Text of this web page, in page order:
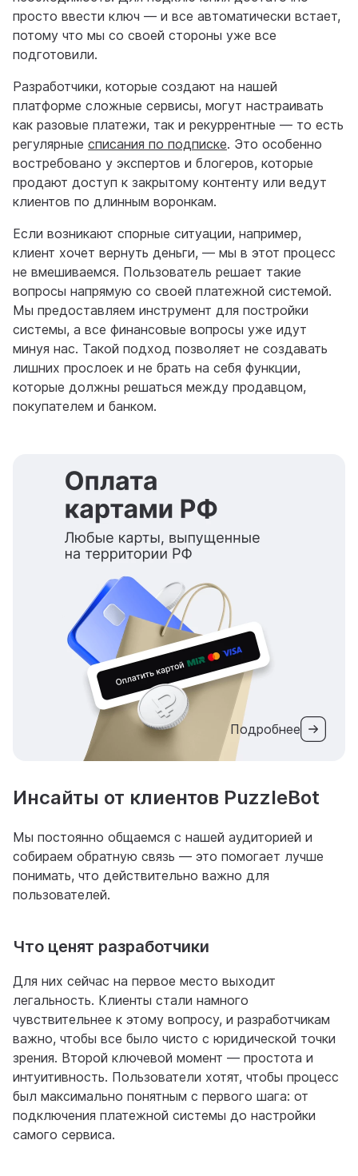
просто ввести ключ — и все автоматически встает,
потому что мы со своей стороны уже все
подготовили.
Разработчики, которые создают на нашей
платформе сложные сервисы, могут настраивать
как разовые платежи, так и рекуррентные — то есть
регулярные списания по подписке. Это особенно
востребовано у экспертов и блогеров, которые
продают доступ к закрытому контенту или ведут
клиентов по длинным воронкам.
Если возникают спорные ситуации, например,
клиент хочет вернуть деньги, — мы в этот процесс
не вмешиваемся. Пользователь решает такие
вопросы напрямую со своей платежной системой.
Мы предоставляем инструмент для постройки
системы, а все финансовые вопросы уже идут
минуя нас. Такой подход позволяет не создавать
лишних прослоек и не брать на себя функции,
которые должны решаться между продавцом,
покупателем и банком.
Подробнее
Инсайты от клиентов PuzzleBot
Мы постоянно общаемся с нашей аудиторией и
собираем обратную связь — это помогает лучше
понимать, что действительно важно для
пользователей.
Что ценят разработчики
Для них сейчас на первое место выходит
легальность. Клиенты стали намного
чувствительнее к этому вопросу, и разработчикам
важно, чтобы все было чисто с юридической точки
зрения. Второй ключевой момент — простота и
интуитивность. Пользователи хотят, чтобы процесс
был максимально понятным с первого шага: от
подключения платежной системы до настройки
самого сервиса.